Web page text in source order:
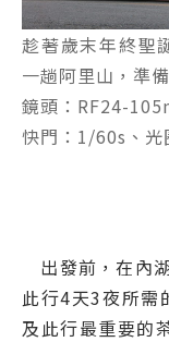
趁著歲末年終聖
一趟阿里山，準
鏡頭：RF24-
快門：1/60s、
出發前，在內
此行4天3夜所需
及此行最重要的